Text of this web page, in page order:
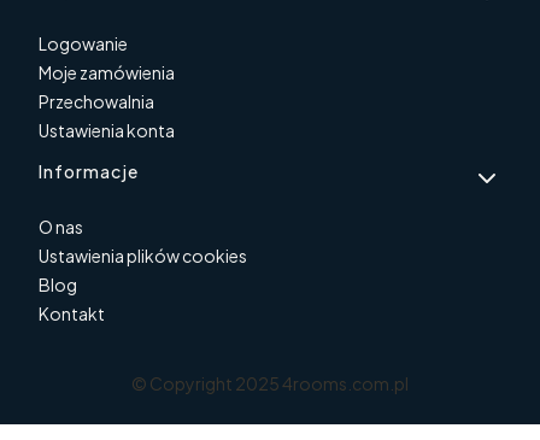
Logowanie
Moje zamówienia
Przechowalnia
Ustawienia konta
Informacje
O nas
Ustawienia plików cookies
Blog
Kontakt
© Copyright 2025 4rooms.com.pl